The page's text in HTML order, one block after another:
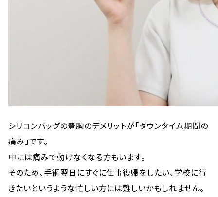
シリコンバッグの豊胸のデメリットが「ダウンタイム期間の
痛み」です。
中には痛みで動けなくなる方もいます。
そのため、手術翌日にすぐに仕事復帰をしたい、学校に行
きたいというような忙しい方には難しいかもしれません。